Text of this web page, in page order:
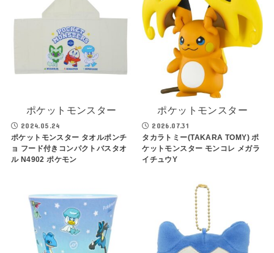
ポケットモンスター
2024.05.24
ポケットモンスター タオルポンチ
ョ フード付きコンパクトバスタオ
ル N4902 ポケモン
ポケットモンスター
2026.07.31
タカラトミー(TAKARA TOMY) ポ
ケットモンスター モンコレ メガラ
イチュウY